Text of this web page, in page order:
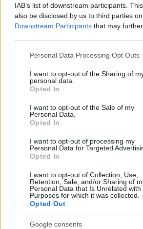
IAB’s list of downstream participants.
also be disclosed by us to third parties
Downstream Participants that may
Please note that this website/app uses
not limited to your visit or usage
grant or deny consent to Google and its
use your data for below specified
consent section.
Personal Data Processing Opt Outs
I want to opt-out of the Sharing of
personal data.
Opted In
I want to opt-out of the Sale of my
Personal Data.
Opted In
I want to opt-out of processing my
Personal Data for Targeted
Opted In
I want to opt-out of Collection, Use,
Retention, Sale, and/or Sharing of
Personal Data that Is Unrelated with
Purposes for which it was collected.
Opted Out
Google consents
Tarr Béla A torinói ló forgatásán
Ágnessel, akit filmjei
1987-től működik együtt
Filmjeit nagy sikerrel mutatták
Izraelben, Kanadában és az
Egyesült Államokban.
Tarr Bélát aGuardiancímű brit
legjobb filmrendezői listáján a
említi, így a magyar rendező
Tarantinót, Altmant,
Spielberget is.